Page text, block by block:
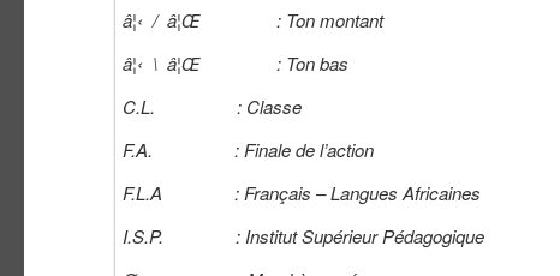
â¦‹/â¦Œ: Ton montant
â¦‹ \ â¦Œ: Ton bas
C.L. : Classe
F.A. : Finale de l’action
F.L.A : Français – Langues Africaines
I.S.P. : Institut Supérieur Pédagogique